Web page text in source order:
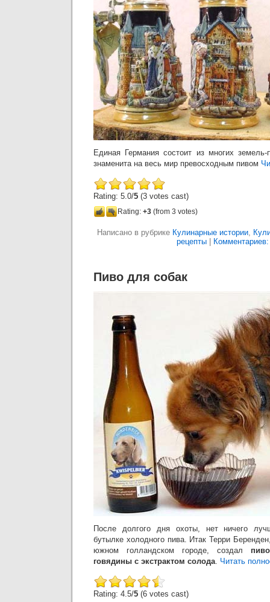
Единая Германия состоит из многих
знаменита на весь мир превосходным пивом
Rating: 5.0/5 (3 votes cast)
Rating: +3 (from 3 votes)
Написано в рубрике Кулинарные истории,
рецепты|
Пиво для собак
После долгого дня охоты, нет ничего
бутылке холодного пива. Итак Терри
южном голландском городе, создал пиво
говядины с экстрактом солода. Читать
Rating: 4.5/5 (6 votes cast)